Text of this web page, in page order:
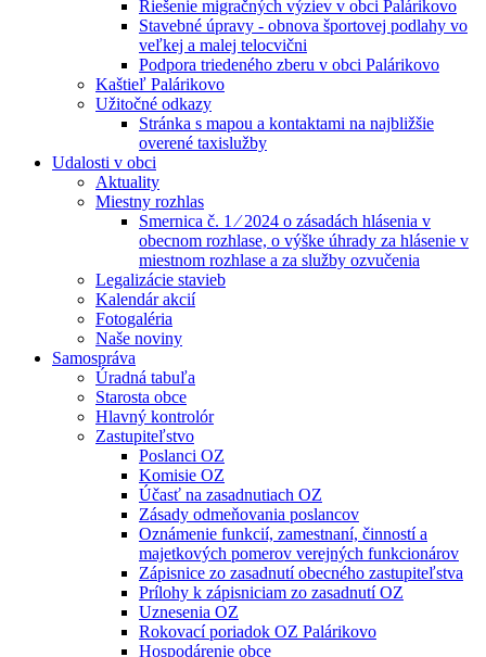
Riešenie migračných výziev v obci Palárikovo
Stavebné úpravy - obnova športovej podlahy vo
veľkej a malej telocvični
Podpora triedeného zberu v obci Palárikovo
Kaštieľ Palárikovo
Užitočné odkazy
Stránka s mapou a kontaktami na najbližšie
overené taxislužby
Udalosti v obci
Aktuality
Miestny rozhlas
Smernica č. 1 ⁄ 2024 o zásadách hlásenia v
obecnom rozhlase, o výške úhrady za hlásenie v
miestnom rozhlase a za služby ozvučenia
Legalizácie stavieb
Kalendár akcií
Fotogaléria
Naše noviny
Samospráva
Úradná tabuľa
Starosta obce
Hlavný kontrolór
Zastupiteľstvo
Poslanci OZ
Komisie OZ
Účasť na zasadnutiach OZ
Zásady odmeňovania poslancov
Oznámenie funkcií, zamestnaní, činností a
majetkových pomerov verejných funkcionárov
Zápisnice zo zasadnutí obecného zastupiteľstva
Prílohy k zápisniciam zo zasadnutí OZ
Uznesenia OZ
Rokovací poriadok OZ Palárikovo
Hospodárenie obce